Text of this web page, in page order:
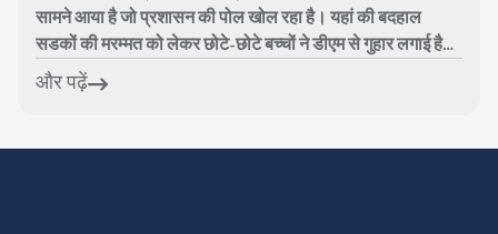
सामने आया है जो प्रशासन की पोल खोल रहा है। यहां की बदहाल
सडकों की मरम्मत को लेकर छोटे-छोटे बच्चों ने डीएम से गुहार लगाई है।
बच्चों का...
और पढ़ें